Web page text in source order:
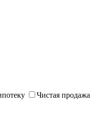
Чистая продажа